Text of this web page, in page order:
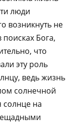
люди
возникнуть не
Бога,
что
эту роль
ведь жизнь
солнечной
солнце на